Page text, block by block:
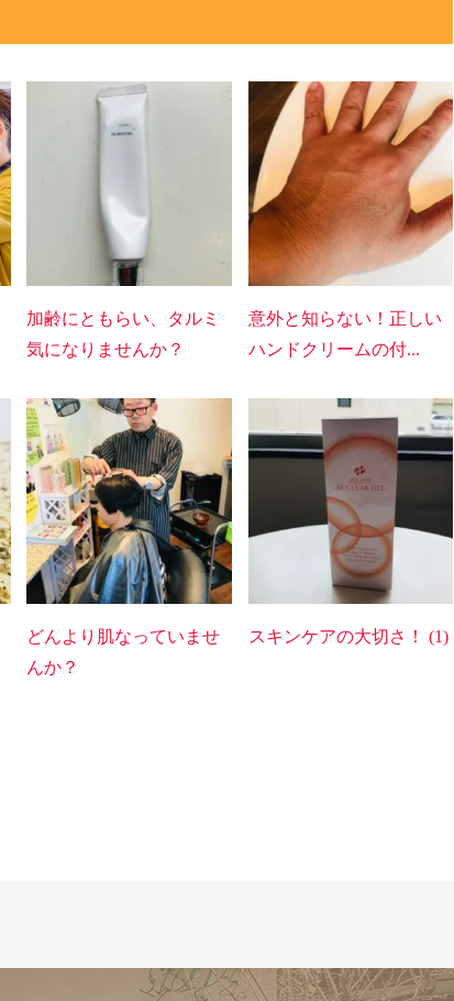
加齢にともらい、タルミ
気になりませんか？
意外と知らない！正しい
ハンドクリームの付...
どんより肌なっていませ
んか？
スキンケアの大切さ！ (1)